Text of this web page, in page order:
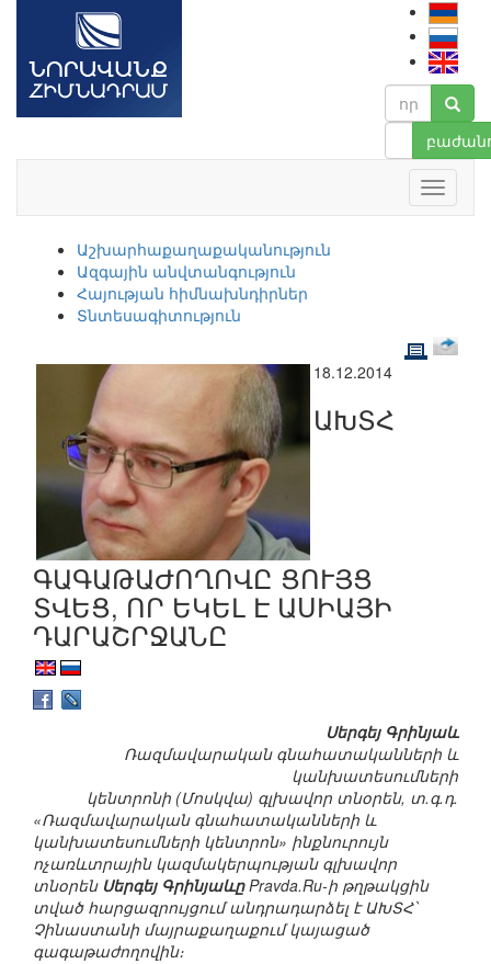
Աշխարհաքաղաքականություն
Ազգային անվտանգություն
Հայության հիմնախնդիրներ
Տնտեսագիտություն
18.12.2014
ԱԽՏՀ
ԳԱԳԱԹԱԺՈՂՈՎԸ ՑՈՒՅՑ
ՏՎԵՑ, ՈՐ ԵԿԵԼ Է ԱՍԻԱՅԻ
ԴԱՐԱՇՐՋԱՆԸ
Սերգեյ Գրինյաև
Ռազմավարական գնահատականների և
կանխատեսումների
կենտրոնի (Մոսկվա) գլխավոր տնօրեն, տ.գ.դ.
«Ռազմավարական գնահատականների և
կանխատեսումների կենտրոն» ինքնուրույն
ոչառևտրային կազմակերպության գլխավոր
տնօրեն Սերգեյ ԳրինյաևըPravda.Ru-ի թղթակցին
տված հարցազրույցում անդրադարձել է ԱԽՏՀ՝
Չինաստանի մայրաքաղաքում կայացած
գագաթաժողովին։